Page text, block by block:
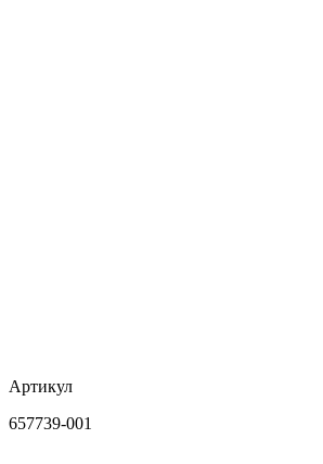
Артикул
657739-001